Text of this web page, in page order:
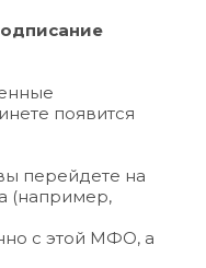
появится
перейдете на
(например,
с этой МФО, а